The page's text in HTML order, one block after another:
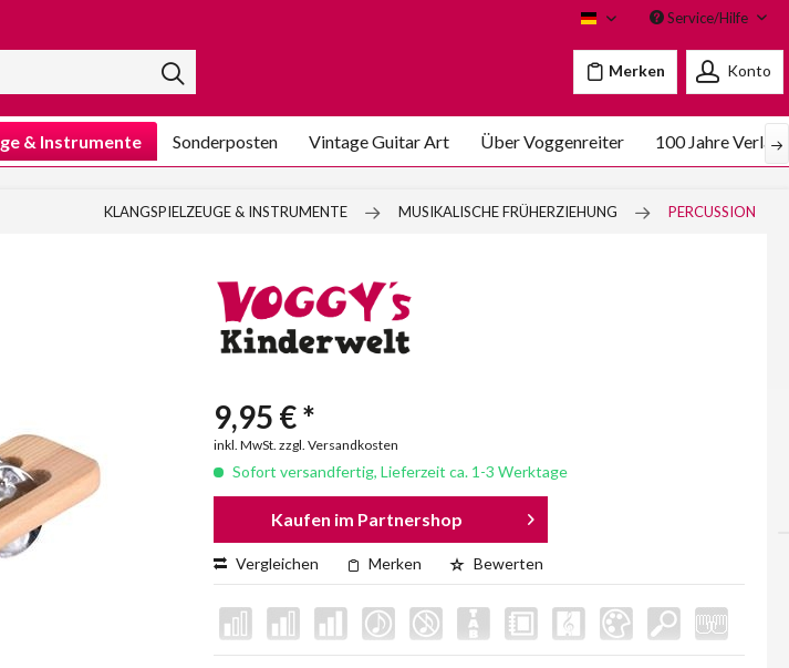
VoggenreiterService/Hilfe
Merken Konto
& Instrumente Sonderposten Vintage Guitar Art Über Voggenreiter 100 Jahre
KLANGSPIELZEUGE & INSTRUMENTE MUSIKALISCHE FRÜHERZIEHUNG PERCUSSION
9,95 € *
inkl. MwSt. zzgl. Versandkosten
Sofort versandfertig, Lieferzeit ca. 1-3 Werktage
Kaufen im Partnershop
Vergleichen Merken Bewerten